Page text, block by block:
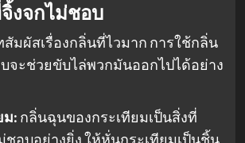
งจกไม่ชอบ
มผัสเรื่องกลิ่นที่ไวมาก การใช้กลิ่น
จะช่วยขับไล่พวกมันออกไปได้อย่าง
ม: กลิ่นฉุนของกระเทียมเป็นสิ่งที่
ชอบอย่างยิ่ง ให้หั่นกระเทียมเป็นชิ้น